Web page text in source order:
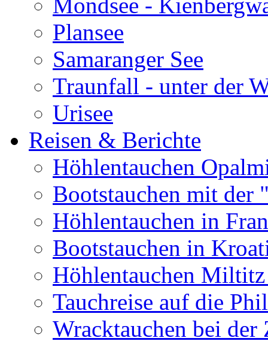
Plansee
Samaranger See
Traunfall - unter der
Urisee
Reisen & Berichte
Höhlentauchen
Bootstauchen mit
Höhlentauchen in
Bootstauchen in
Höhlentauchen
Tauchreise auf die
Wracktauchen bei der